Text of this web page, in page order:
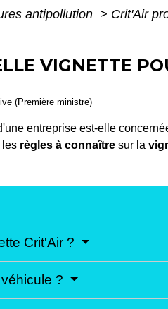
antipollution > Crit'Air
VIGNETTE
(Première ministre)
entreprise est-elle
les règles à connaître sur la
Crit'Air ?
?